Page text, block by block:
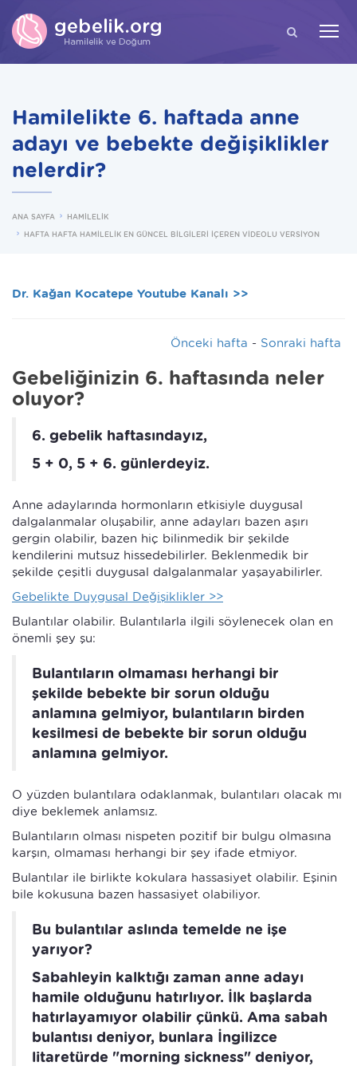
ARA
Hamilelikte 6. haftada anne
adayı ve bebekte değişiklikler
nelerdir?
ANA SAYFA
HAMİLELİK
HAFTA HAFTA HAMİLELİK EN GÜNCEL BİLGİLERİ İÇEREN VİDEOLU VERSİYON
Dr. Kağan Kocatepe Youtube Kanalı >>
Önceki hafta - Sonraki hafta
Gebeliğinizin 6. haftasında neler
oluyor?
6. gebelik haftasındayız,
5 + 0, 5 + 6. günlerdeyiz.
Anne adaylarında hormonların etkisiyle duygusal
dalgalanmalar oluşabilir, anne adayları bazen aşırı
gergin olabilir, bazen hiç bilinmedik bir şekilde
kendilerini mutsuz hissedebilirler. Beklenmedik bir
şekilde çeşitli duygusal dalgalanmalar yaşayabilirler.
Gebelikte Duygusal Değişiklikler >>
Bulantılar olabilir. Bulantılarla ilgili söylenecek olan en
önemli şey şu:
Bulantıların olmaması herhangi bir
şekilde bebekte bir sorun olduğu
anlamına gelmiyor, bulantıların birden
kesilmesi de bebekte bir sorun olduğu
anlamına gelmiyor.
O yüzden bulantılara odaklanmak, bulantıları olacak mı
diye beklemek anlamsız.
Bulantıların olması nispeten pozitif bir bulgu olmasına
karşın, olmaması herhangi bir şey ifade etmiyor.
Bulantılar ile birlikte kokulara hassasiyet olabilir. Eşinin
bile kokusuna bazen hassasiyet olabiliyor.
Bu bulantılar aslında temelde ne işe
yarıyor?
Sabahleyin kalktığı zaman anne adayı
hamile olduğunu hatırlıyor. İlk başlarda
hatırlayamıyor olabilir çünkü. Ama sabah
bulantısı deniyor, bunlara İngilizce
litaretürde "morning sickness" deniyor,